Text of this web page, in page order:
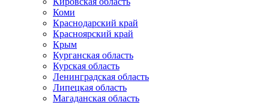
Коми
Краснодарский край
Красноярский край
Крым
Курганская область
Курская область
Ленинградская область
Липецкая область
Магаданская область